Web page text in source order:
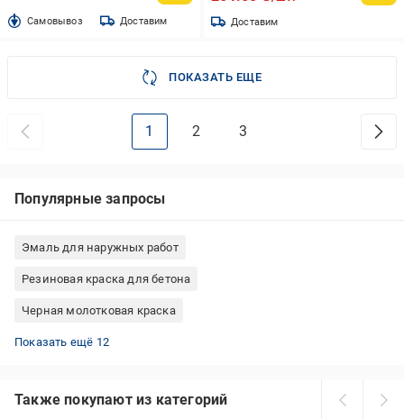
Cамовывоз Доставим Доставим
ПОКАЗАТЬ ЕЩЕ
1 2 3
Популярные запросы
Эмаль для наружных работ
Резиновая краска для бетона
Черная молотковая краска
Краска для крыши из металла
Эмаль алкидная
Резиновая краска 12 кг
Матовая краска для мебели
Краска белая по металлу
Краска с колорированием Kolorit
Акриловая краска металлик
Акриловая краска для внутренних работ
Краска Farbex 12 кг
Латексная краска 10 л
Водоэмульсионная краска 3 литра
Краска с колорированием Caparol
Показать ещё 12
Также покупают из категорий